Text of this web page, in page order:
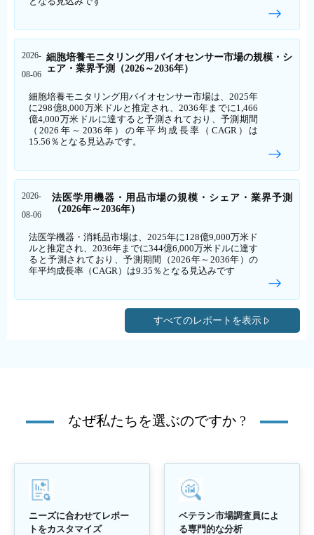
2026-
08-06
細胞培養モニタリング用バイオセンサー市場の規模・シ
ェア・業界予測（2026～2036年）
細胞培養モニタリング用バイオセンサー市場は、2025年
に298億8,000万米ドルと推定され、2036年までに1,466
億4,000万米ドルに達すると予測されており、予測期間
（2026年～2036年）の年平均成長率（CAGR）は
15.56％となる見込みです。
2026-
08-06
法医学用機器・用品市場の規模・シェア・業界予測
（2026年～2036年）
法医学機器・消耗品市場は、2025年に128億9,000万米ド
ルと推定され、2036年までに344億6,000万米ドルに達す
ると予測されており、予測期間（2026年～2036年）の
年平均成長率（CAGR）は9.35％となる見込みです
すべてのレポートを表示
なぜ私たちを選ぶのですか ?
ニーズに合わせてレポー
トをカスタマイズ
ベテラン市場調査員によ
る専門的な分析